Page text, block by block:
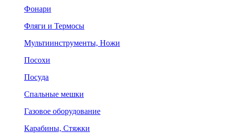
Фонари
Фляги и Термосы
Мультиинструменты, Ножи
Посохи
Посуда
Спальные мешки
Газовое оборудование
Карабины, Стяжки